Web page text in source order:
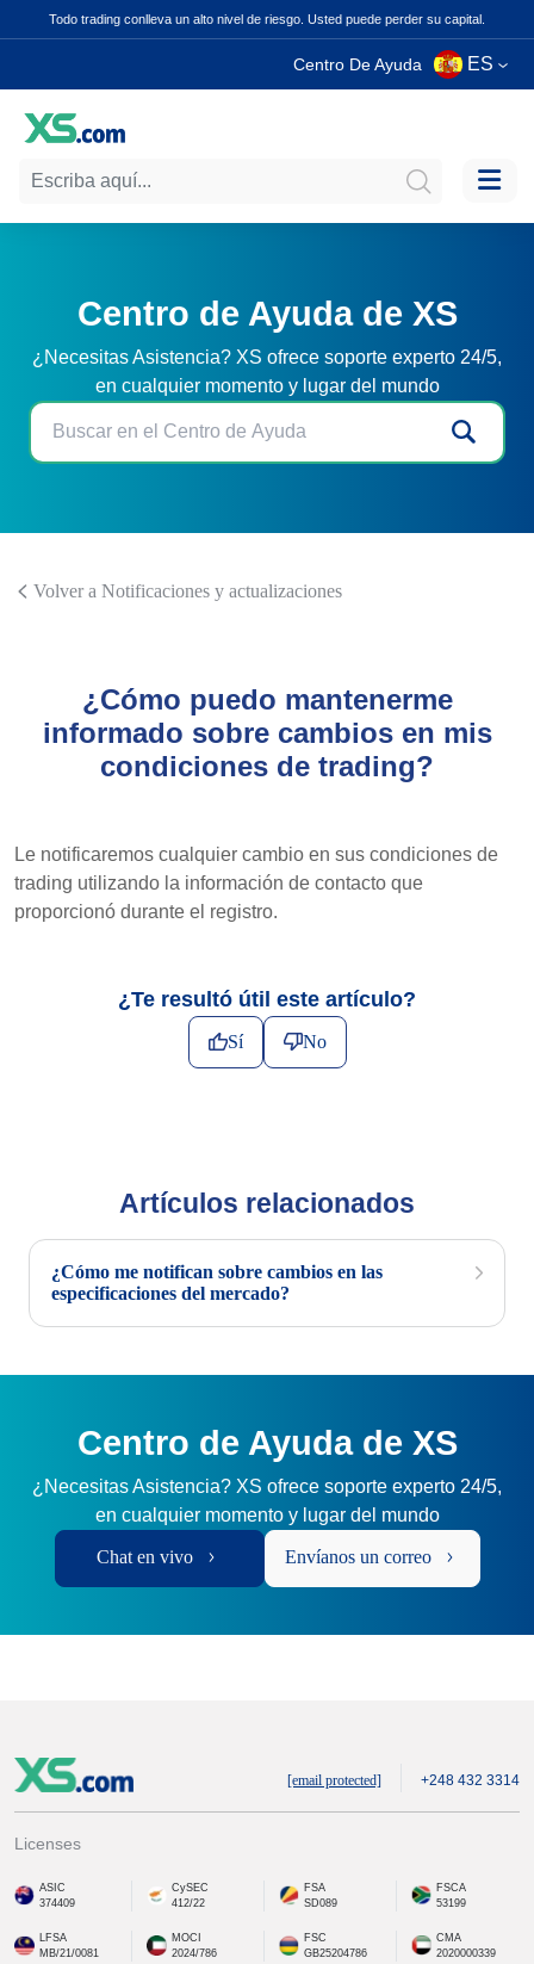
Todo trading conlleva un alto nivel de riesgo. Usted puede perder su capital.
Centro De Ayuda ES
Centro de Ayuda de XS
¿Necesitas Asistencia? XS ofrece soporte experto 24/5,
en cualquier momento y lugar del mundo
Volver a Notificaciones y actualizaciones
¿Cómo puedo mantenerme
informado sobre cambios en mis
condiciones de trading?
Le notificaremos cualquier cambio en sus condiciones de
trading utilizando la información de contacto que
proporcionó durante el registro.
¿Te resultó útil este artículo?
Sí No
Artículos relacionados
¿Cómo me notifican sobre cambios en las
especificaciones del mercado?
Centro de Ayuda de XS
¿Necesitas Asistencia? XS ofrece soporte experto 24/5,
en cualquier momento y lugar del mundo
Chat en vivo Envíanos un correo
[email protected] +248 432 3314
Licenses
ASIC
374409
CySEC
412/22
FSA
SD089
FSCA
53199
LFSA
MB/21/0081
MOCI
2024/786
FSC
GB25204786
CMA
2020000339